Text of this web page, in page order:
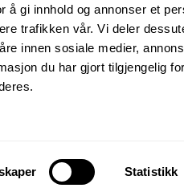
å gi innhold og annonser et
trafikken vår. Vi deler
innen sosiale medier,
du har gjort tilgjengelig
Statistikk
OSS PÅ
Facebook